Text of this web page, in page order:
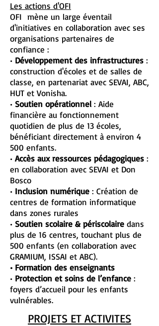
Les actions d'OFI
OFI mène un large éventail
d'initiatives en collaboration avec ses
organisations partenaires de
confiance :
• Développement des infrastructures :
construction d'écoles et de salles de
classe, en partenariat avec SEVAI, ABC,
HUT et Vonisha.
• Soutien opérationnel : Aide
financière au fonctionnement
quotidien de plus de 13 écoles,
bénéficiant directement à environ 4
500 enfants.
• Accès aux ressources pédagogiques :
en collaboration avec SEVAI et Don
Bosco
• Inclusion numérique : Création de
centres de formation informatique
dans zones rurales
• Soutien scolaire & périscolaire dans
plus de 16 centres, touchant plus de
500 enfants (en collaboration avec
GRAMIUM, ISSAI et ABC).
• Formation des enseignants
• Protection et soins de l’enfance :
foyers d’accueil pour les enfants
vulnérables.
PROJETS ET ACTIVITES